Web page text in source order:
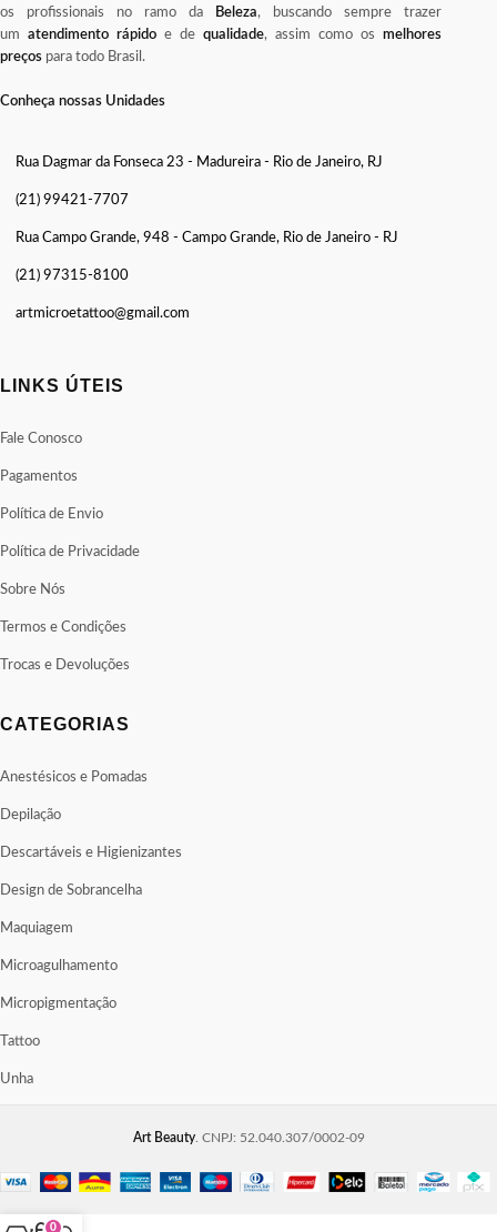
os profissionais no ramo da
Beleza, buscando sempre trazer
um atendimento rápido e de qualidade, assim como os melhores
preços para todo Brasil.
Conheça nossas Unidades
Rua Dagmar da Fonseca 23 - Madureira - Rio de Janeiro, RJ
(21) 99421-7707
Rua Campo Grande, 948 - Campo Grande, Rio de Janeiro - RJ
(21) 97315-8100
artmicroetattoo@gmail.com
LINKS ÚTEIS
Fale Conosco
Pagamentos
Política de Envio
Política de Privacidade
Sobre Nós
Termos e Condições
Trocas e Devoluções
CATEGORIAS
Anestésicos e Pomadas
Depilação
Descartáveis e Higienizantes
Design de Sobrancelha
Maquiagem
Microagulhamento
Micropigmentação
Tattoo
Unha
Art Beauty. CNPJ: 52.040.307/0002-09
0